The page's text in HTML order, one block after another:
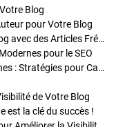
Blog
pour Votre Blog
Stratégies de Publication : Boostez Votre Blog avec des Articles Fréquents et Exclusifs
pour le SEO
Enrichir Vos Articles avec des Contenus Riches : Stratégies pour Captiver et Optimiser
de Votre Blog
est la clé du succès !